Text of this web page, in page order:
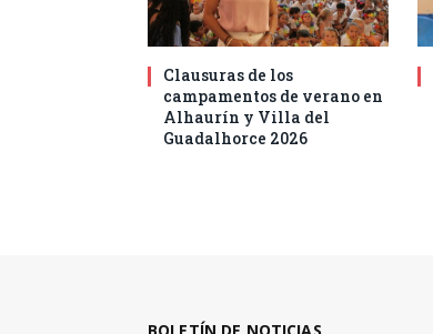
Clausuras de los
campamentos de verano en
Alhaurín y Villa del
Guadalhorce 2026